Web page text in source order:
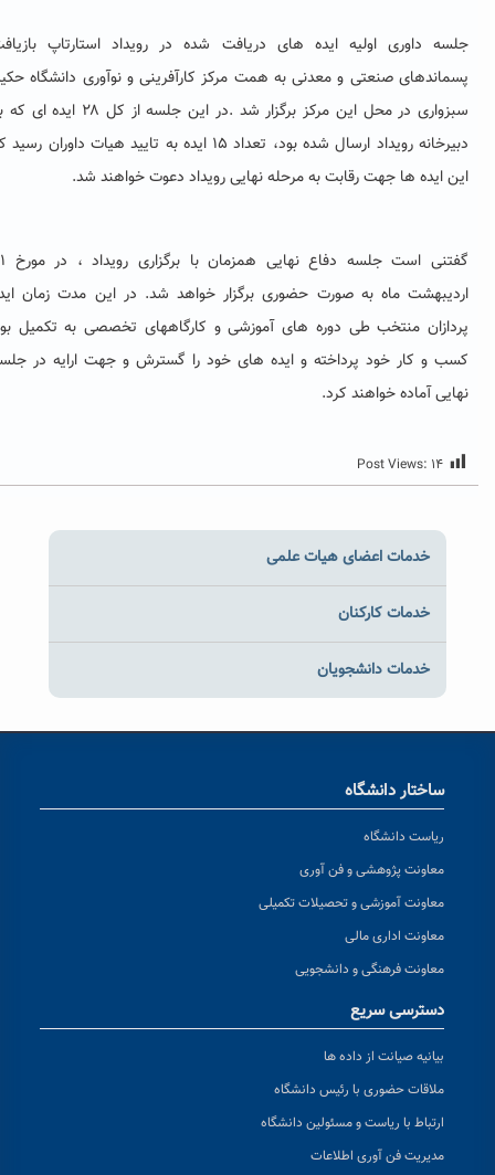
داوری اولیه ایده های دریافت شده در رویداد استارتاپ بازیافت
صنعتی و معدنی به همتمرکز کارآفرینی و نوآوری دانشگاه حکیم
سبزواری در محل این مرکز برگزار شد .در این جلسه از کل ۲۸ ایده ای که به
دبیرخانه رویداد ارسال شده بود، تعداد ۱۵ ایده به تایید هیات داوران رسید که
ایده ها جهت رقابت به مرحله نهایی رویداد دعوت خواهند شد.
گفتنی است جلسه دفاع نهایی همزمان با برگزاری رویداد ، در مورخ ۲۱
ماه به صورت حضوری برگزار خواهد شد. در این مدت زمان ایده
منتخب طی دوره های آموزشی و کارگاههای تخصصی به تکمیل بوم
و کار خود پرداخته و ایده های خود را گسترش و جهت ارایه در جلسه
آماده خواهند کرد.
Post Views:
خدمات اعضای هیات علمی
خدمات کارکنان
خدمات دانشجویان
ساختار دانشگاه
ریاست دانشگاه
معاونت پژوهشی و فن آوری
معاونت آموزشی و تحصیلات تکمیلی
معاونت اداری مالی
معاونت فرهنگی و دانشجویی
دسترسی سریع
بیانیه صیانت از داده ها
ملاقات حضوری با رئیس دانشگاه
ارتباط با ریاست و مسئولین دانشگاه
مدیریت فن آوری اطلاعات